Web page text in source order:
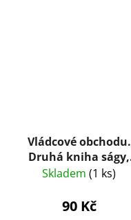
Vládcové obchodu.
Druhá kniha ságy,
Ztracená rodina
Skladem (1 ks)
90 Kč